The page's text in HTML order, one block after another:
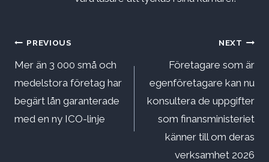
Inläggsnavigering
PREVIOUS
Mer än 3 000 små och
medelstora företag har
begärt lån garanterade
med en ny ICO-linje
NEXT
Företagare som är
egenföretagare kan nu
konsultera de uppgifter
som finansministeriet
känner till om deras
verksamhet 2026